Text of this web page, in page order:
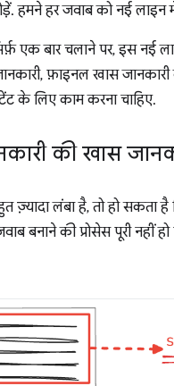
हमने हर जवाब को नई
एक बार चलाने पर, इस नई
फ़ाइनल खास
के लिए काम करना चाहिए.
की खास
ज़्यादा लंबा है, तो हो सकता
बनाने की प्रोसेस पूरी नहीं